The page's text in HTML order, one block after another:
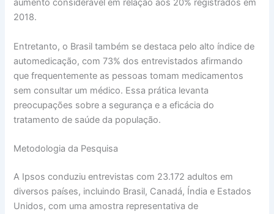
aumento considerável em relação aos 20% registrados em
2018.
Entretanto, o Brasil também se destaca pelo alto índice de
automedicação, com 73% dos entrevistados afirmando
que frequentemente as pessoas tomam medicamentos
sem consultar um médico. Essa prática levanta
preocupações sobre a segurança e a eficácia do
tratamento de saúde da população.
Metodologia da Pesquisa
A Ipsos conduziu entrevistas com 23.172 adultos em
diversos países, incluindo Brasil, Canadá, Índia e Estados
Unidos, com uma amostra representativa de